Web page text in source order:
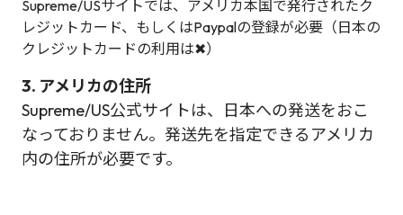
Supreme/USサイトでは、アメリカ本国で発行されたク
レジットカード、もしくはPaypalの登録が必要（日本の
クレジットカードの利用は✖）
3. アメリカの住所
Supreme/US公式サイトは、日本への発送をおこ
なっておりません。発送先を指定できるアメリカ
内の住所が必要です。